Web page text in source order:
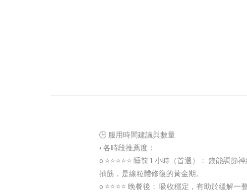
🕒 服用時間建議與數量
• 各時段推薦度：
o ⭐⭐⭐⭐⭐ 睡前 1 小時（首選）： 鎂能調
抽筋，是線粒體修復的黃金期。
o ⭐⭐⭐⭐ 晚餐後： 吸收穩定，有助於緩解